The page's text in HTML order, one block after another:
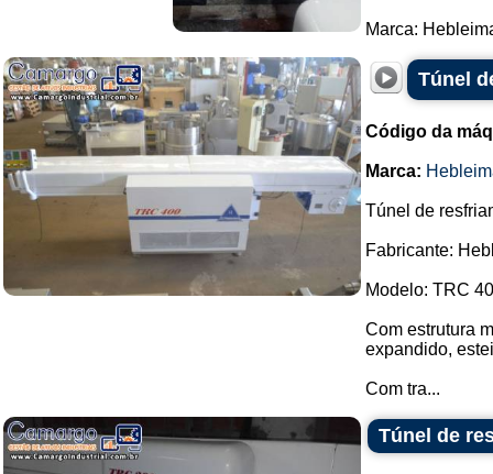
Marca:
Túnel
Código da
Marca:
Túnel de
Fabricante:
Modelo: TRC
Com estrutura
expandido,
Com tra...
Túnel de